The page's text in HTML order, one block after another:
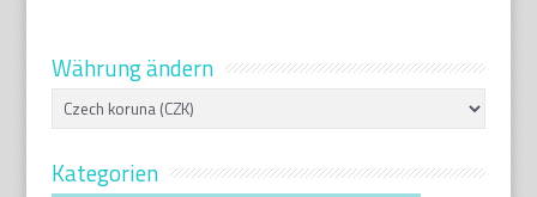
Währung ändern
Kategorien